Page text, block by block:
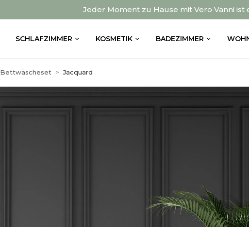
Jeder Moment zu Hause mit Vero Vanni ist
SCHLAFZIMMER KOSMETIK BADEZIMMER
Bettwäscheset Jacquard